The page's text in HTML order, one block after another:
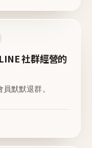
社群經營的
默默退群。